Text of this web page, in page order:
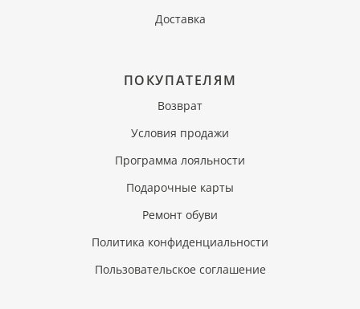
Доставка
ПОКУПАТЕЛЯМ
Возврат
Условия продажи
Программа лояльности
Подарочные карты
Ремонт обуви
Политика конфиденциальности
Пользовательское соглашение